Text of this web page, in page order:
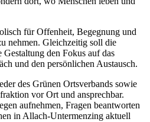
für Offenheit, Begegnung und
nehmen. Gleichzeitig soll die
den Fokus auf das
und den persönlichen Austausch.
des Grünen Ortsverbands sowie
vor Ort und ansprechbar.
aufnehmen, Fragen beantworten
in Allach-Untermenzing aktuell